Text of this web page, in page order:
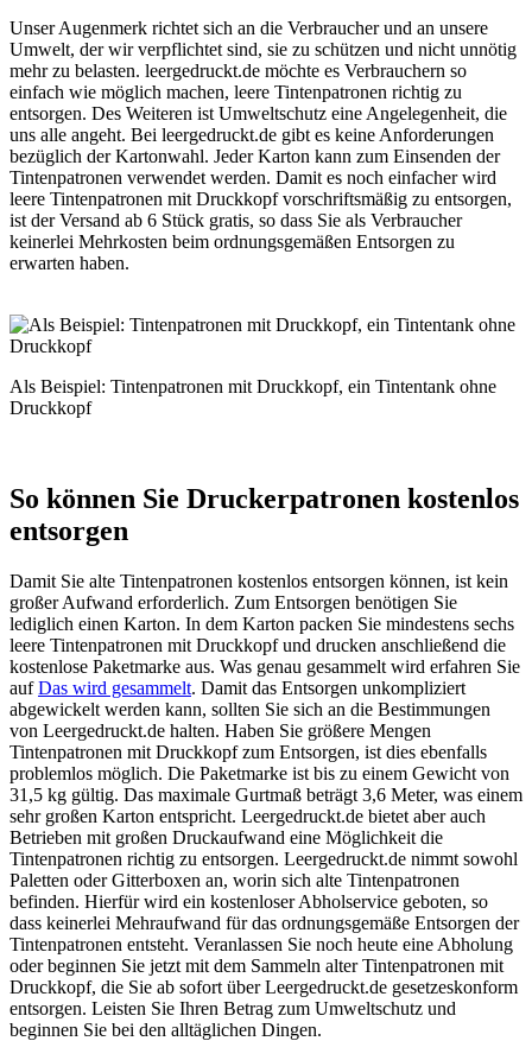
Unser Augenmerk richtet sich an die Verbraucher und an unsere
Umwelt, der wir verpflichtet sind, sie zu schützen und nicht unnötig
mehr zu belasten. leergedruckt.de möchte es Verbrauchern so
einfach wie möglich machen, leere Tintenpatronen richtig zu
entsorgen. Des Weiteren ist Umweltschutz eine Angelegenheit, die
uns alle angeht. Bei leergedruckt.de gibt es keine Anforderungen
bezüglich der Kartonwahl. Jeder Karton kann zum Einsenden der
Tintenpatronen verwendet werden. Damit es noch einfacher wird
leere Tintenpatronen mit Druckkopf vorschriftsmäßig zu entsorgen,
ist der Versand ab 6 Stück gratis, so dass Sie als Verbraucher
keinerlei Mehrkosten beim ordnungsgemäßen Entsorgen zu
erwarten haben.
Als Beispiel: Tintenpatronen mit Druckkopf, ein Tintentank ohne
Druckkopf
So können Sie Druckerpatronen kostenlos
entsorgen
Damit Sie alte Tintenpatronen kostenlos entsorgen können, ist kein
großer Aufwand erforderlich. Zum Entsorgen benötigen Sie
lediglich einen Karton. In dem Karton packen Sie mindestens sechs
leere Tintenpatronen mit Druckkopf und drucken anschließend die
kostenlose Paketmarke aus. Was genau gesammelt wird erfahren Sie
aufDas wird gesammelt. Damit das Entsorgen unkompliziert
abgewickelt werden kann, sollten Sie sich an die Bestimmungen
von Leergedruckt.de halten. Haben Sie größere Mengen
Tintenpatronen mit Druckkopf zum Entsorgen, ist dies ebenfalls
problemlos möglich. Die Paketmarke ist bis zu einem Gewicht von
31,5 kg gültig. Das maximale Gurtmaß beträgt 3,6 Meter, was einem
sehr großen Karton entspricht. Leergedruckt.de bietet aber auch
Betrieben mit großen Druckaufwand eine Möglichkeit die
Tintenpatronen richtig zu entsorgen. Leergedruckt.de nimmt sowohl
Paletten oder Gitterboxen an, worin sich alte Tintenpatronen
befinden. Hierfür wird ein kostenloser Abholservice geboten, so
dass keinerlei Mehraufwand für das ordnungsgemäße Entsorgen der
Tintenpatronen entsteht. Veranlassen Sie noch heute eine Abholung
oder beginnen Sie jetzt mit dem Sammeln alter Tintenpatronen mit
Druckkopf, die Sie ab sofort über Leergedruckt.de gesetzeskonform
entsorgen. Leisten Sie Ihren Betrag zum Umweltschutz und
beginnen Sie bei den alltäglichen Dingen.